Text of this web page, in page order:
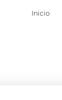
Inicio